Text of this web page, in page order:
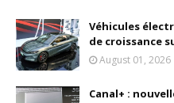
Véhicules
de croissance
August 01, 2026
Canal+ :